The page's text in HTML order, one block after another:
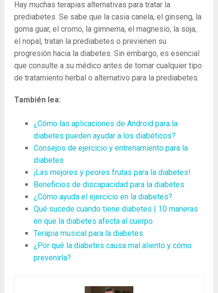
Hay muchas terapias alternativas para tratar la
prediabetes. Se sabe que la casia canela, el ginseng, la
goma guar, el cromo, la gimnema, el magnesio, la soja,
el nopal, tratan la prediabetes o previenen su
progresión hacia la diabetes. Sin embargo, es esencial
que consulte a su médico antes de tomar cualquier tipo
de tratamiento herbal o alternativo para la prediabetes.
También lea:
¿Cómo las aplicaciones de Android para la
diabetes pueden ayudar a los diabéticos?
Consejos de ejercicio y entrenamiento para la
diabetes
¡Las mejores y peores frutas para la diabetes!
Beneficios de discapacidad para la diabetes
¿Cómo ayuda el ejercicio en la diabetes?
Qué sucede cuando tiene diabetes | 10 maneras
en que la diabetes afecta al cuerpo
Terapia musical para la diabetes
¿Por qué la diabetes causa mal aliento y cómo
prevenirla?